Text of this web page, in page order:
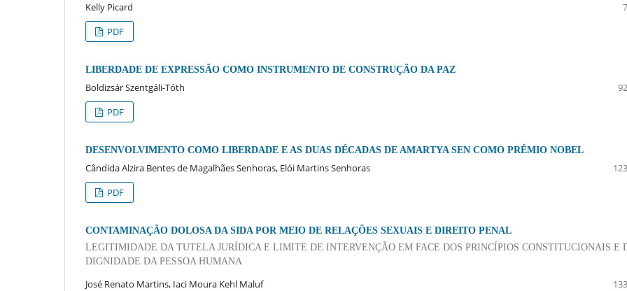
Kelly Picard
PDF
LIBERDADE DE EXPRESSÃO COMO INSTRUMENTO DE CONSTRUÇÃO DA PAZ
Boldizsár Szentgáli-Tóth
PDF
DESENVOLVIMENTO COMO LIBERDADE E AS DUAS DÉCADAS DE AMARTYA SEN COMO PRÊMIO NOBEL
Cândida Alzira Bentes de Magalhães Senhoras, Elói Martins Senhoras
PDF
CONTAMINAÇÃO DOLOSA DA SIDA POR MEIO DE RELAÇÕES SEXUAIS E DIREITO PENAL
LEGITIMIDADE DA TUTELA JURÍDICA E LIMITE DE INTERVENÇÃO EM FACE DOS PRINCÍPIOS CONSTITUCIONAIS E
DIGNIDADE DA PESSOA HUMANA
José Renato Martins, Iaci Moura Kehl Maluf